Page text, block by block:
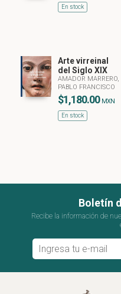
En stock
Arte virreinal
del Siglo XIX
AMADOR MARRERO,
PABLO FRANCISCO
$1,180.00 MXN
En stock
Boletín
Recibe la información de